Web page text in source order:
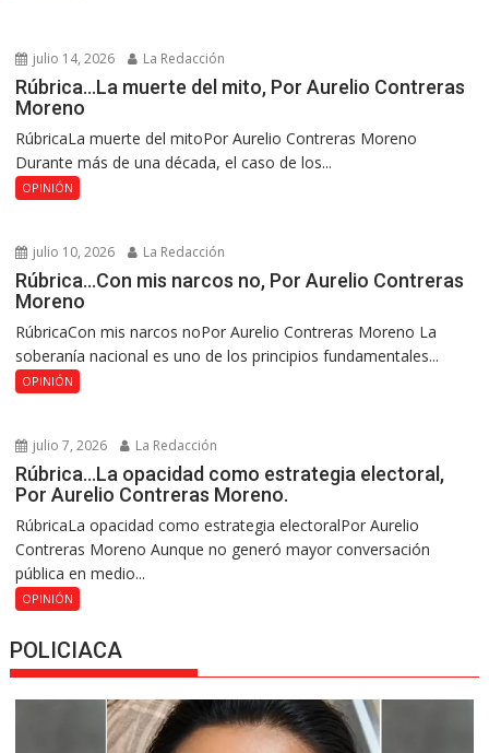
julio 14, 2026 La Redacción
Rúbrica…La muerte del mito, Por Aurelio Contreras
Moreno
RúbricaLa muerte del mitoPor Aurelio Contreras Moreno
Durante más de una década, el caso de los...
OPINIÓN
julio 10, 2026 La Redacción
Rúbrica…Con mis narcos no, Por Aurelio Contreras
Moreno
RúbricaCon mis narcos noPor Aurelio Contreras Moreno La
soberanía nacional es uno de los principios fundamentales...
OPINIÓN
julio 7, 2026 La Redacción
Rúbrica…La opacidad como estrategia electoral,
Por Aurelio Contreras Moreno.
RúbricaLa opacidad como estrategia electoralPor Aurelio
Contreras Moreno Aunque no generó mayor conversación
pública en medio...
OPINIÓN
POLICIACA